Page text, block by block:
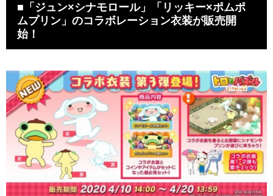
■「ジュン×シナモロール」「リッキー×ポムポ
ムプリン」のコラボレーション衣装が販売開
始！